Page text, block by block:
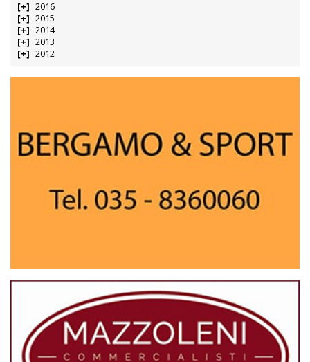
2016
2015
2014
2013
2012